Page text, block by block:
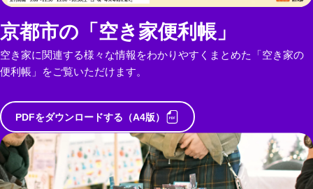
京都市の「空き家便利帳」
空き家に関連する様々な情報をわかりやすくまとめた「空き家の
便利帳」をご覧いただけます。
PDFをダウンロードする（A4版）